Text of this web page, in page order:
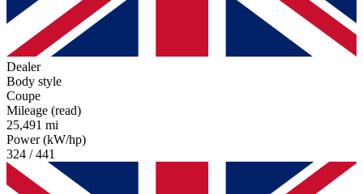
Dealer
Body style
Coupe
Mileage (read)
25,491 mi
Power (kW/hp)
324 / 441